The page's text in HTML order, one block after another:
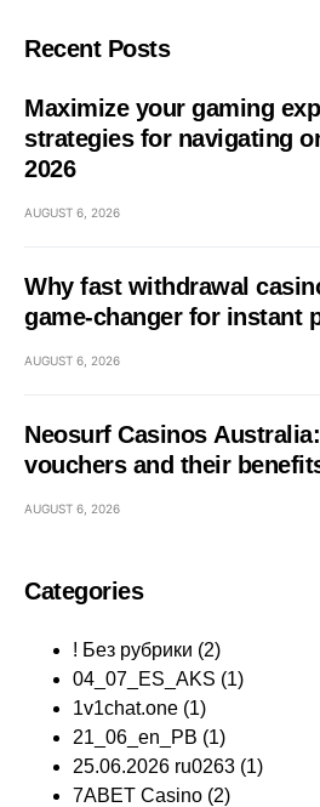
Recent Posts
Maximize your gaming
strategies for navigating
2026
AUGUST 6, 2026
Why fast withdrawal
game-changer for instant
AUGUST 6, 2026
Neosurf Casinos
vouchers and their
AUGUST 6, 2026
Categories
! Без рубрики (2)
04_07_ES_AKS (1)
1v1chat.one (1)
21_06_en_PB (1)
25.06.2026 ru0263 (1)
7ABET Casino (2)